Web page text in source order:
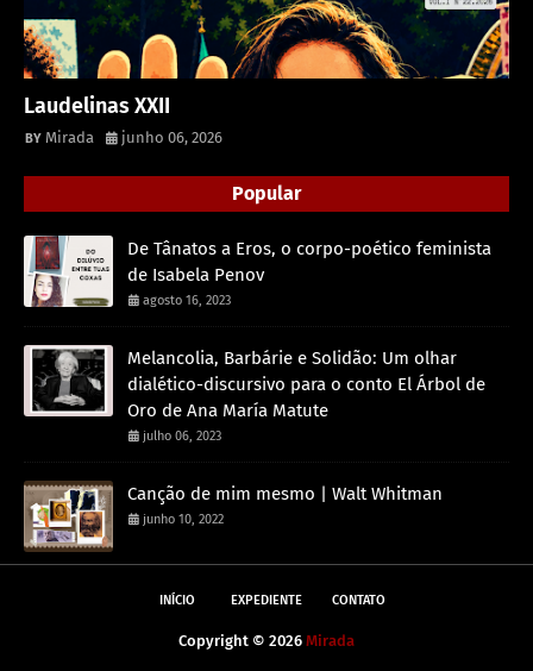
Laudelinas XXII
Mirada junho 06, 2026
Popular
De Tânatos a Eros, o corpo-poético feminista
de Isabela Penov
agosto 16, 2023
Melancolia, Barbárie e Solidão: Um olhar
dialético-discursivo para o conto El Árbol de
Oro de Ana María Matute
julho 06, 2023
Canção de mim mesmo | Walt Whitman
junho 10, 2022
INÍCIO EXPEDIENTE CONTATO
Copyright © 2026 Mirada